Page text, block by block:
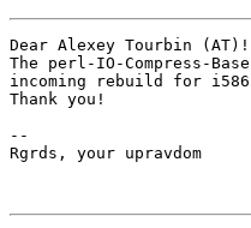
Dear Alexey Tourbin (AT)!
The perl-IO-Compress-
incoming rebuild for
Thank you!
--
Rgrds, your upravdom